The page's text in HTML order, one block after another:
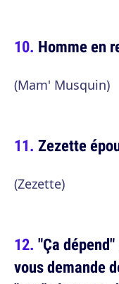
Homme en
(Mam' Musquin)
Zezette
(Zezette)
"Ça
vous demande